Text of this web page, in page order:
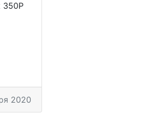
350Р
2020